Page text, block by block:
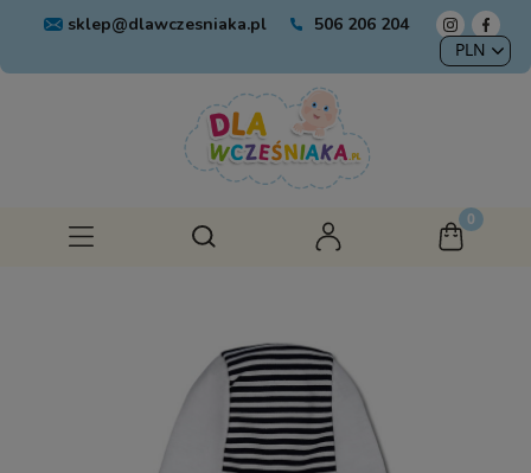
sklep@dlawczesniaka.pl 506 206 204